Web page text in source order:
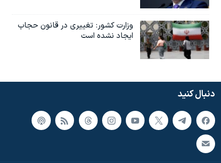
وزارت کشور: تغییری در قانون حجاب
ایجاد نشده است
دنبال کنید